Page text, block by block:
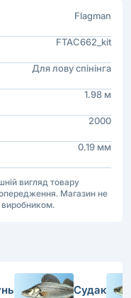
Flagman
FTAC662_kit
Для лову спінінга
1.98 м
2000
0.19 мм
вигляд товару
Магазин не
виробником.
Судак